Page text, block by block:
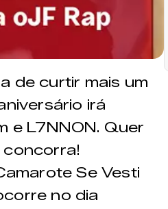
de curtir mais um
irá
e L7NNON. Quer
Se Vesti
no dia